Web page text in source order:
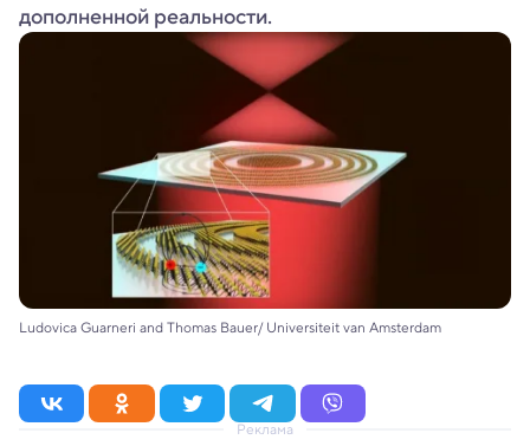
дополненной реальности.
Ludovica Guarneri and Thomas Bauer/ Universiteit van Amsterdam
Реклама